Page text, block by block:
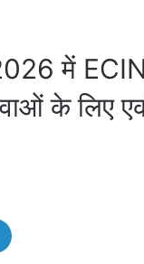
में
के लिए